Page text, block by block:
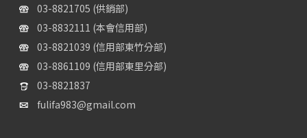
03-8821705 (供銷部)
03-8832111 (本會信用部)
03-8821039 (信用部東竹分部)
03-8861109 (信用部東里分部)
03-8821837
fulifa983@gmail.com